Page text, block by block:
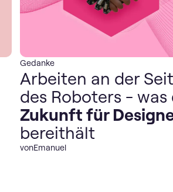
Gedanke
Arbeiten an der
des Roboters - was
Zukunft für
bereithält
vonEmanuel